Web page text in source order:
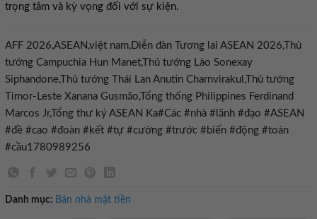
trọng tâm và kỳ vọng đối với sự kiện.
AFF 2026,ASEAN,việt nam,Diễn đàn Tương lai ASEAN 2026,Thủ
tướng Campuchia Hun Manet,Thủ tướng Lào Sonexay
Siphandone,Thủ tướng Thái Lan Anutin Charnvirakul,Thủ tướng
Timor-Leste Xanana Gusmão,Tổng thống Philippines Ferdinand
Marcos Jr,Tổng thư ký ASEAN Ka#Các #nhà #lãnh #đạo #ASEAN
#đề #cao #đoàn #kết #tự #cường #trước #biến #động #toàn
#cầu1780989256
Danh mục: Bán nhà mặt tiền